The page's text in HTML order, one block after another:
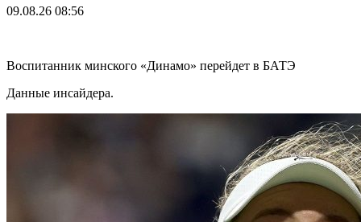
09.08.26 08:56
Воспитанник минского «Динамо» перейдет в БАТЭ
Данные инсайдера.